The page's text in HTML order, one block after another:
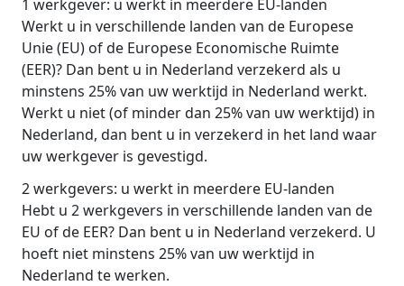
1 werkgever: u werkt in meerdere EU-landen
Werkt u in verschillende landen van de Europese
Unie (EU) of de Europese Economische Ruimte
(EER)? Dan bent u in Nederland verzekerd als u
minstens 25% van uw werktijd in Nederland werkt.
Werkt u niet (of minder dan 25% van uw werktijd) in
Nederland, dan bent u in verzekerd in het land waar
uw werkgever is gevestigd.
2 werkgevers: u werkt in meerdere EU-landen
Hebt u 2 werkgevers in verschillende landen van de
EU of de EER? Dan bent u in Nederland verzekerd. U
hoeft niet minstens 25% van uw werktijd in
Nederland te werken.